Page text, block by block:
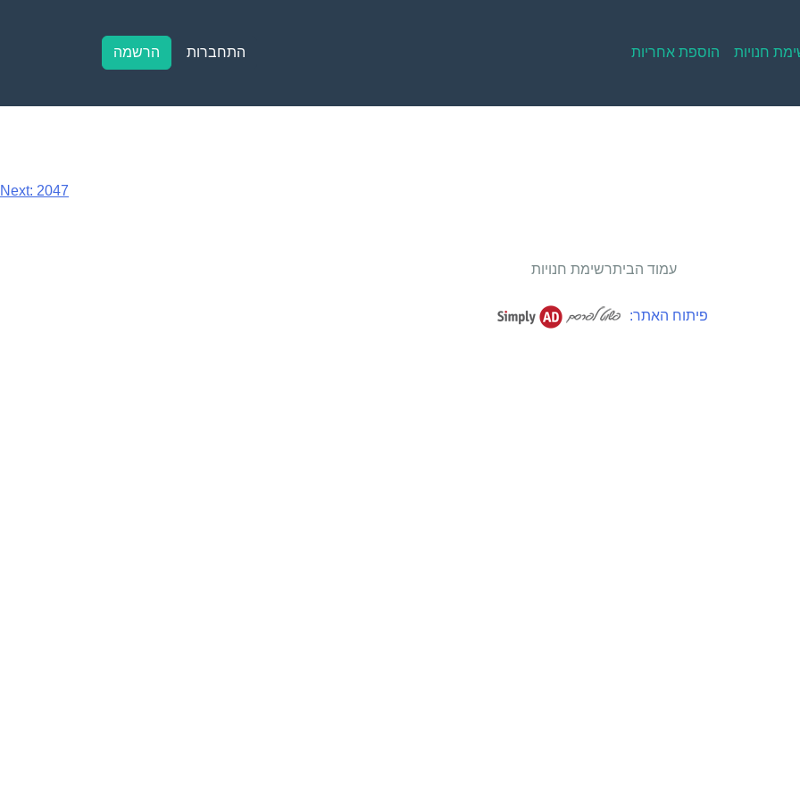
חנויות הוספת אחריות התחברות הרשמה
Next: 2047
עמוד הביתרשימת חנויות
פיתוח האתר: